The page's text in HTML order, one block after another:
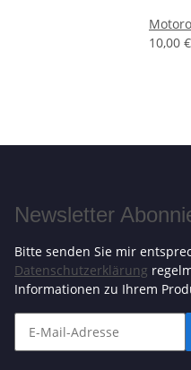
10,00 €
Newsletter
Bitte senden Sie mir
Datenschutzerklärung
Informationen zu Ihrem